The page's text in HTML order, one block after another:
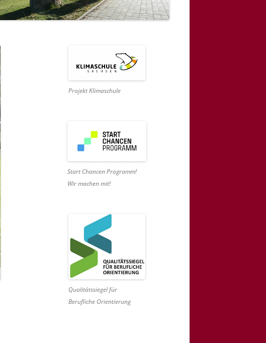
Projekt Klimaschule
Start Chancen Programm!
Wir machen mit!
Qualitätssiegel für
Berufliche Orientierung